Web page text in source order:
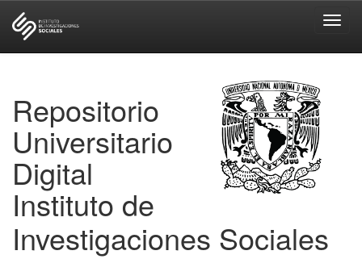
Repositorio
Universitario
Digital
Instituto de
Investigaciones Sociales